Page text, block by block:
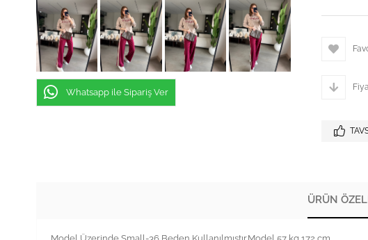
Whatsapp ile Sipariş Ver
ÜRÜN